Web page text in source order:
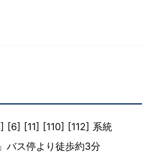
[6] [11] [110] [112] 系統
バス停より徒歩約3分